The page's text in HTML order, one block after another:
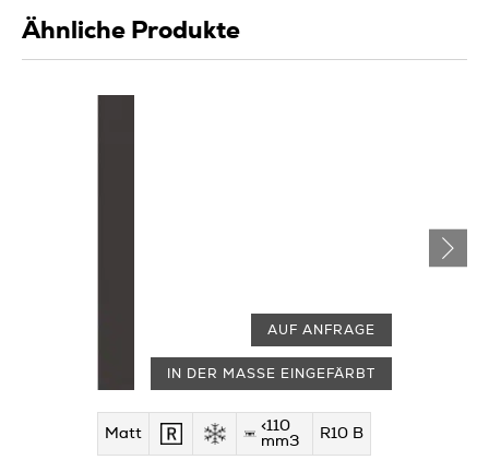
Ähnliche Produkte
AUF ANFRAGE
IN DER MASSE EINGEFÄRBT
Matt
<110
mm3
R10 B